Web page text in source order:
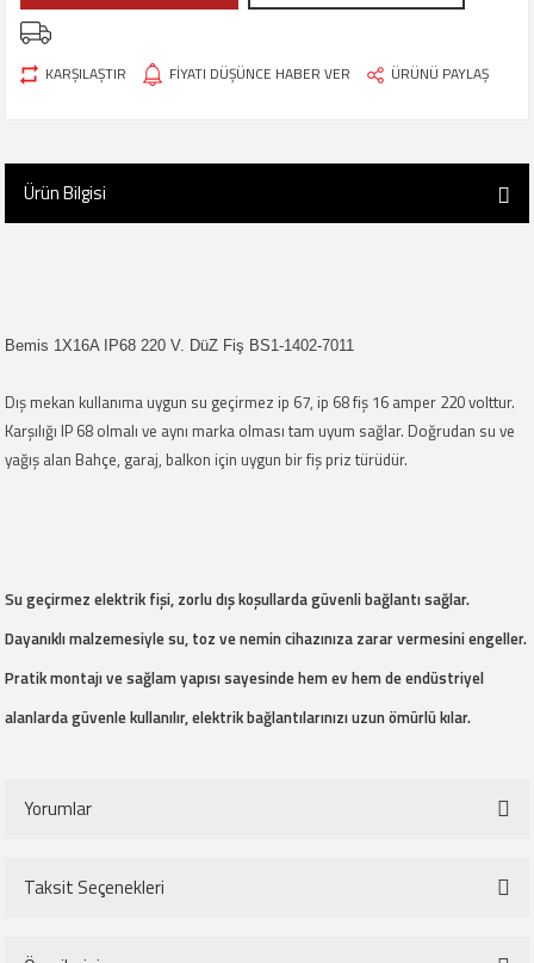
KARŞILAŞTIR FİYATI DÜŞÜNCE HABER VER ÜRÜNÜ PAYLAŞ
Ürün Bilgisi
Bemis 1X16A IP68 220 V. DüZ Fiş BS1-1402-7011
Dış mekan kullanıma uygun su geçirmez ip 67, ip 68 fiş 16 amper 220 volttur.
Karşılığı IP 68 olmalı ve aynı marka olması tam uyum sağlar. Doğrudan su ve
yağış alan Bahçe, garaj, balkon için uygun bir fiş priz türüdür.
Su geçirmez elektrik fişi, zorlu dış koşullarda güvenli bağlantı sağlar.
Dayanıklı malzemesiyle su, toz ve nemin cihazınıza zarar vermesini engeller.
Pratik montajı ve sağlam yapısı sayesinde hem ev hem de endüstriyel
alanlarda güvenle kullanılır, elektrik bağlantılarınızı uzun ömürlü kılar.
Yorumlar
Taksit Seçenekleri